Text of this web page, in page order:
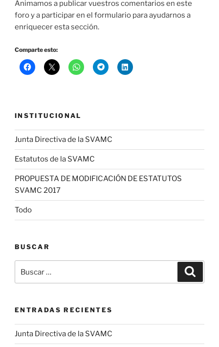
Animamos a publicar vuestros comentarios en este
foro y a participar en el formulario para ayudarnos a
enriquecer esta sección.
Comparte esto:
INSTITUCIONAL
Junta Directiva de la SVAMC
Estatutos de la SVAMC
PROPUESTA DE MODIFICACIÓN DE ESTATUTOS
SVAMC 2017
Todo
BUSCAR
por:
ENTRADAS RECIENTES
Junta Directiva de la SVAMC